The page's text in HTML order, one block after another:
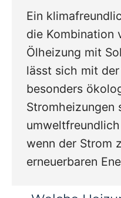
Ein
die Kombination
Ölheizung mit
lässt sich mit
besonders
Stromheizungen
wenn der Strom
erneuerbaren